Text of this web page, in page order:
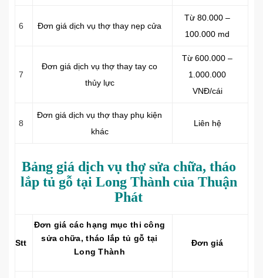
6 Đơn giá dịch vụ thợ thay nẹp cửa
Từ 80.000 –
100.000 md
7
Đơn giá dịch vụ thợ thay tay co
thủy lực
Từ 600.000 –
1.000.000
VNĐ/cái
8
Đơn giá dịch vụ thợ thay phụ kiện
khác
Liên hệ
Bảng giá dịch vụ thợ sửa chữa, tháo
lắp tủ gỗ tại Long Thành của Thuận
Phát
Stt
Đơn giá các hạng mục thi công
sửa chữa, tháo lắp tủ gỗ tại
Long Thành
Đơn giá